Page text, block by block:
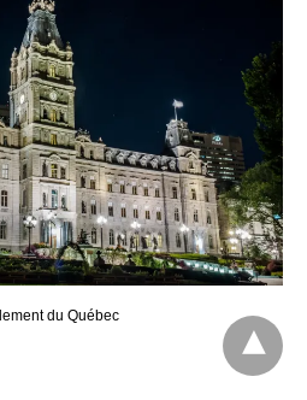
du Québec